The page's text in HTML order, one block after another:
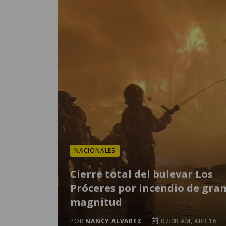
NACIONALES
Cierre total del bulevar Los
Próceres por incendio de
magnitud
POR NANCY ALVAREZ 07:08 AM, ABR 16